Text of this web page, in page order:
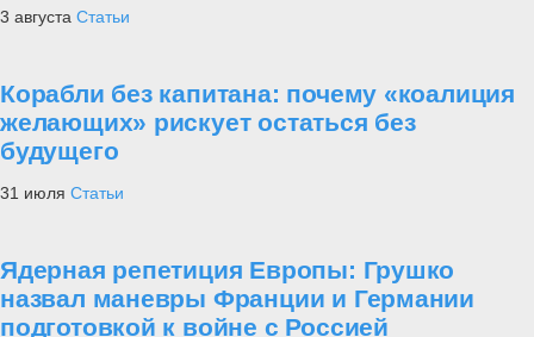
3 августа Статьи
Корабли без капитана: почему «коалиция
желающих» рискует остаться без
будущего
31 июля Статьи
Ядерная репетиция Европы: Грушко
назвал маневры Франции и Германии
подготовкой к войне с Россией